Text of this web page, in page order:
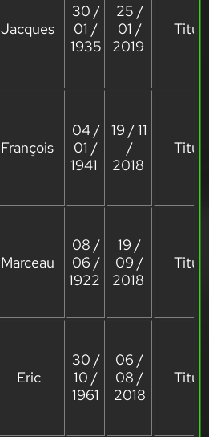
Jacques
30 /
01 /
1935
25 /
01 /
2019
François
04 /
01 /
1941
19 / 11
/
2018
Marceau
08 /
06 /
1922
19 /
09 /
2018
Eric
30 /
10 /
1961
06 /
08 /
2018